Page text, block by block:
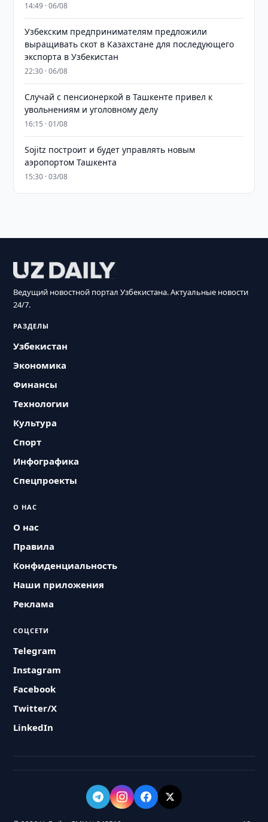
14:49 · 06/08
Узбекским предпринимателям предложили
выращивать скот в Казахстане для последующего
экспорта в Узбекистан
22:30 · 06/08
Случай с пенсионеркой в Ташкенте привел к
увольнениям и уголовному делу
16:15 · 01/08
Sojitz построит и будет управлять новым
аэропортом Ташкента
15:30 · 03/08
Ведущий новостной портал Узбекистана. Актуальные новости
24/7.
РАЗДЕЛЫ
Узбекистан
Экономика
Финансы
Технологии
Культура
Спорт
Инфографика
Спецпроекты
О НАС
О нас
Правила
Конфиденциальность
Наши приложения
Реклама
СОЦСЕТИ
Telegram
Instagram
Facebook
Twitter/X
LinkedIn